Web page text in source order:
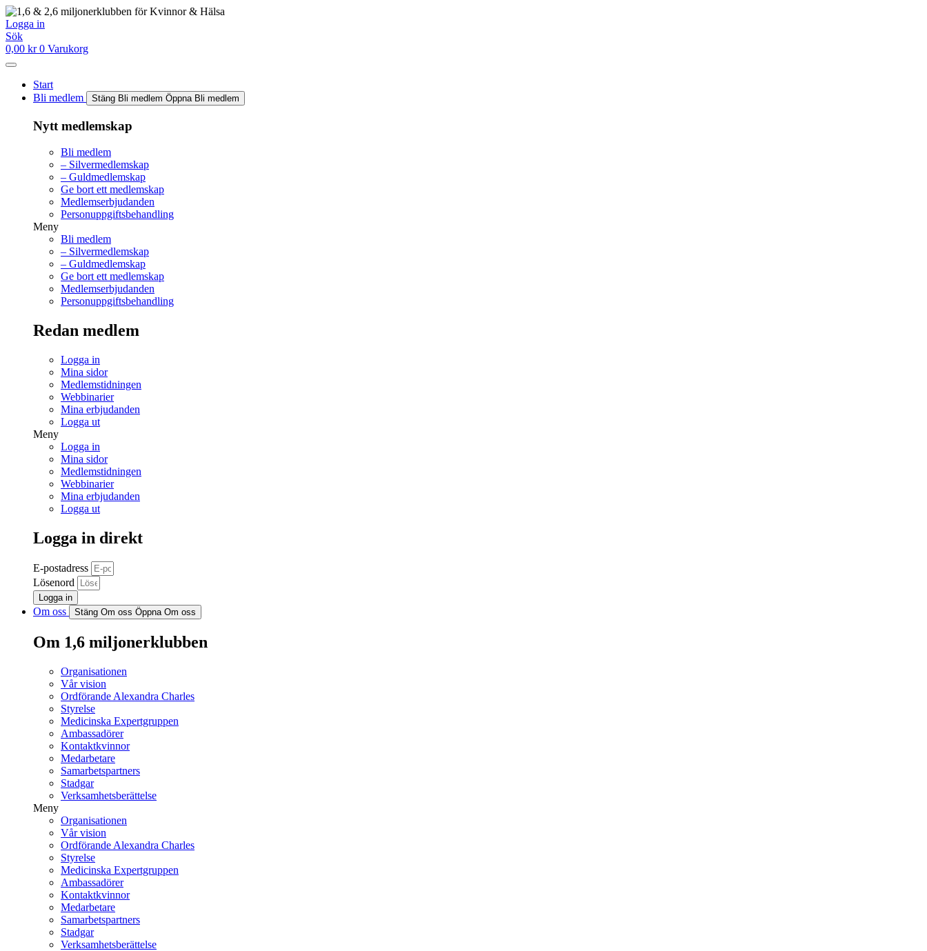
Hoppa
till
innehåll
Logga in
Sök
0,00 kr 0 Varukorg
Start
Bli medlem
Stäng Bli medlem Öppna Bli medlem
Nytt medlemskap
Bli medlem
– Silvermedlemskap
– Guldmedlemskap
Ge bort ett medlemskap
Medlemserbjudanden
Personuppgiftsbehandling
Meny
Bli medlem
– Silvermedlemskap
– Guldmedlemskap
Ge bort ett medlemskap
Medlemserbjudanden
Personuppgiftsbehandling
Redan medlem
Logga in
Mina sidor
Medlemstidningen
Webbinarier
Mina erbjudanden
Logga ut
Meny
Logga in
Mina sidor
Medlemstidningen
Webbinarier
Mina erbjudanden
Logga ut
Logga in direkt
E-postadress
Lösenord
Logga in
Om oss Stäng Om oss Öppna Om oss
Om 1,6 miljonerklubben
Organisationen
Vår vision
Ordförande Alexandra Charles
Styrelse
Medicinska Expertgruppen
Ambassadörer
Kontaktkvinnor
Medarbetare
Samarbetspartners
Stadgar
Verksamhetsberättelse
Meny
Organisationen
Vår vision
Ordförande Alexandra Charles
Styrelse
Medicinska Expertgruppen
Ambassadörer
Kontaktkvinnor
Medarbetare
Samarbetspartners
Stadgar
Verksamhetsberättelse